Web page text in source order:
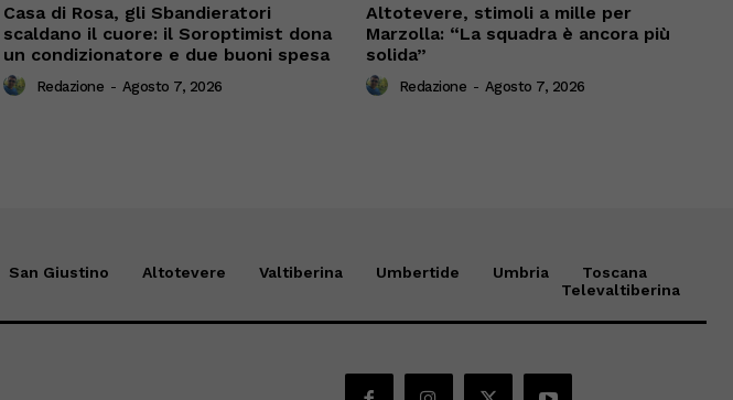
Casa di Rosa, gli Sbandieratori
scaldano il cuore: il Soroptimist dona
un condizionatore e due buoni spesa
Redazione - Agosto 7, 2026
Altotevere, stimoli a mille per
Marzolla: “La squadra è ancora più
solida”
Redazione - Agosto 7, 2026
San Giustino Altotevere Valtiberina Umbertide Umbria
Toscana
Televaltiberina